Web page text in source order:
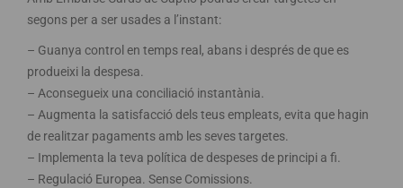
segons per a ser usades a l’instant:
– Guanya control en temps real, abans i després de que es
produeixi la despesa.
– Aconsegueix una conciliació instantània.
– Augmenta la satisfacció dels teus empleats, evita que hagin
de realitzar pagaments amb les seves targetes.
– Implementa la teva política de despeses de principi a fi.
– Regulació Europea. Sense Comissions.